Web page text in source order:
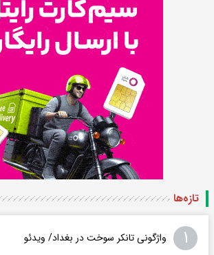
تازه‌ها
۱ واژگونی تانکر سوخت در بغداد/ ویدئو